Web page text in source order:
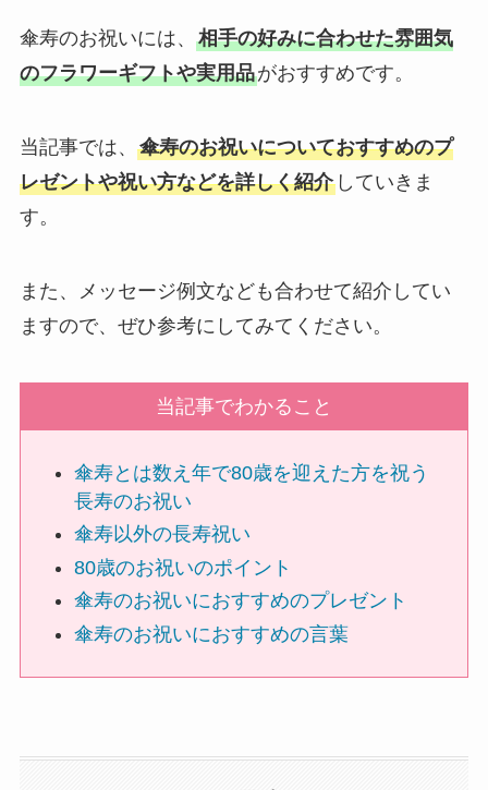
クリスマス
喪中見舞い
祝電を選ぶ
ベーシック
ハーバリウム
ソープフラワー
カード型メッセージ
傘寿のお祝いには、 相手の好みに合わせた雰囲気
のフラワーギフトや実用品がおすすめです。
当記事では、 傘寿のお祝いについておすすめのプ
レゼントや祝い方などを詳しく紹介していきま
す。
また、メッセージ例文なども合わせて紹介してい
ますので、ぜひ参考にしてみてください。
当記事でわかること
傘寿とは数え年で80歳を迎えた方を祝う
長寿のお祝い
傘寿以外の長寿祝い
80歳のお祝いのポイント
傘寿のお祝いにおすすめのプレゼント
傘寿のお祝いにおすすめの言葉